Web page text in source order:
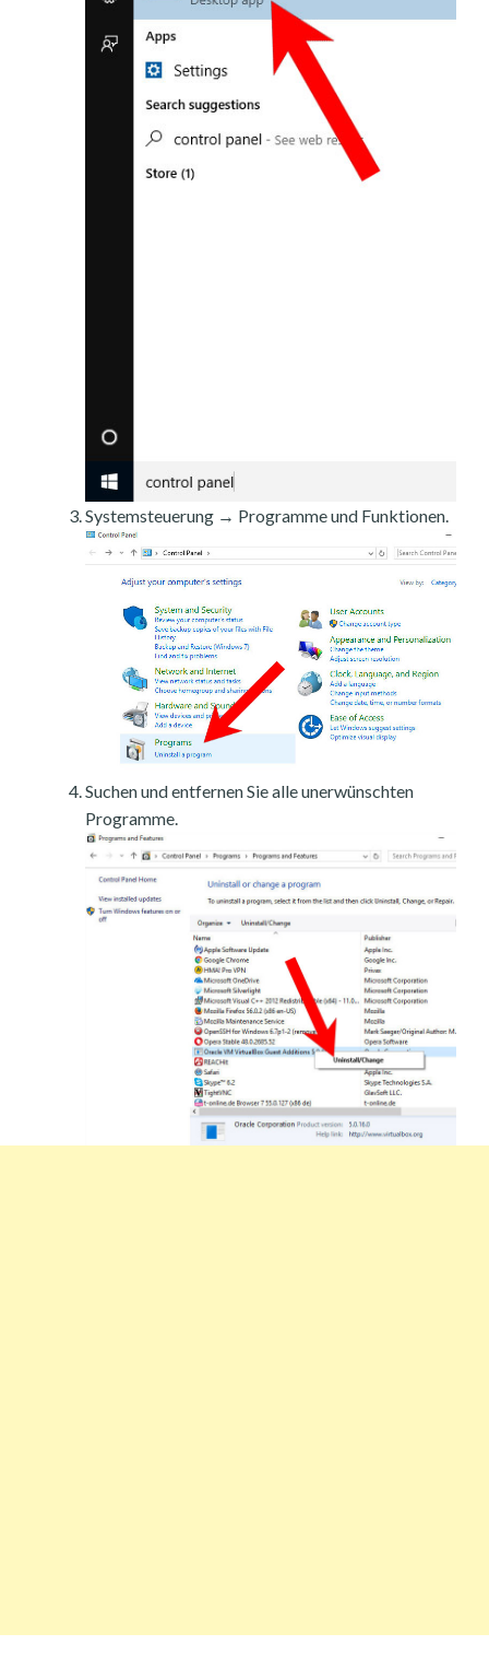
Systemsteuerung → Programme und Funktionen.
Suchen und entfernen Sie alle unerwünschten
Programme.